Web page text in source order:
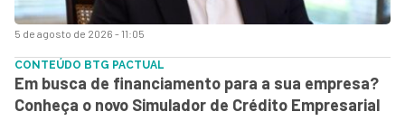
5 de agosto de 2026 - 11:05
CONTEÚDO BTG PACTUAL
Em busca de financiamento para a sua empresa?
Conheça o novo Simulador de Crédito Empresarial